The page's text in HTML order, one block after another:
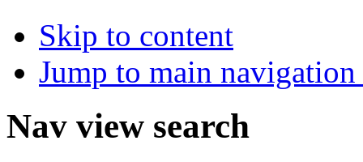
Skip to content
Jump to main
Nav view search